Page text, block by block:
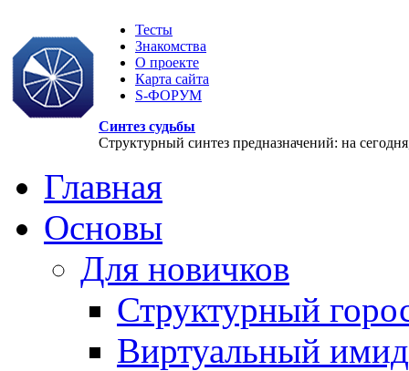
Тесты
Знакомства
О проекте
Карта сайта
S-ФОРУМ
Синтез судьбы
Структурный синтез предназначений: на
Главная
Основы
Для новичков
Структурный
Виртуальный